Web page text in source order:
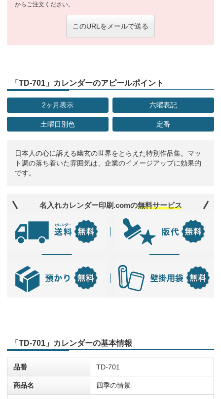
からご注文ください。
このURLをメールで送る
「TD-701」カレンダーのアピールポイント
2ヶ月表示 六曜表記
土曜日別色 定番
日本人の心に訴える幽玄の世界をとらえた特別作品集。マッ
ト調の落ち着いた雰囲気は、企業のイメージアップに効果的
です。
名入れカレンダー印刷.comの無料サービス
「TD-701」カレンダーの基本情報
品番 TD-701
商品名 四季の情景